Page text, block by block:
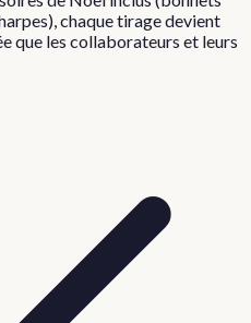
chaque tirage devient
que les collaborateurs et leurs